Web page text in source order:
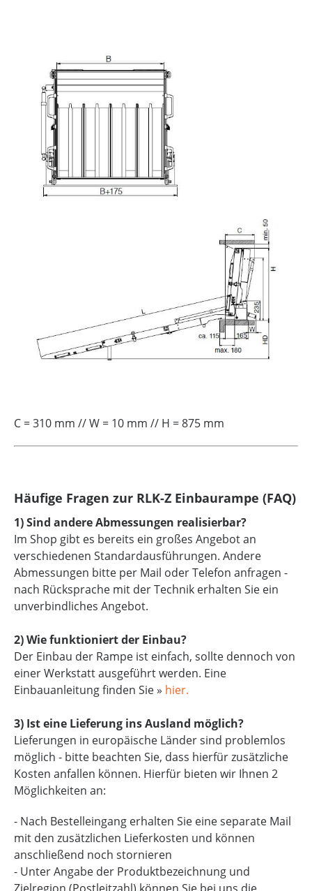
C = 310 mm // W = 10 mm // H = 875 mm
Häufige Fragen zur RLK-Z Einbaurampe (FAQ)
1) Sind andere Abmessungen realisierbar?
Im Shop gibt es bereits ein großes Angebot an
verschiedenen Standardausführungen. Andere
Abmessungen bitte per Mail oder Telefon anfragen -
nach Rücksprache mit der Technik erhalten Sie ein
unverbindliches Angebot.
2) Wie funktioniert der Einbau?
Der Einbau der Rampe ist einfach, sollte dennoch von
einer Werkstatt ausgeführt werden. Eine
Einbauanleitung finden Sie » hier.
3) Ist eine Lieferung ins Ausland möglich?
Lieferungen in europäische Länder sind problemlos
möglich - bitte beachten Sie, dass hierfür zusätzliche
Kosten anfallen können. Hierfür bieten wir Ihnen 2
Möglichkeiten an:
- Nach Bestelleingang erhalten Sie eine separate Mail
mit den zusätzlichen Lieferkosten und können
anschließend noch stornieren
- Unter Angabe der Produktbezeichnung und